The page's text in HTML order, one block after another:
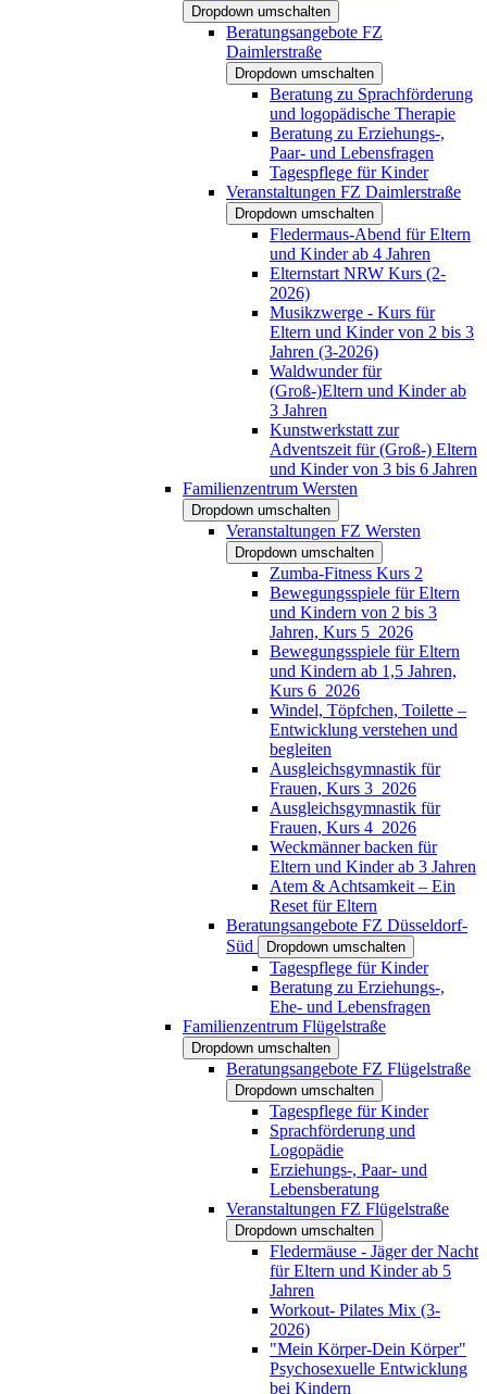
Dropdown umschalten
Beratungsangebote FZ
Daimlerstraße
Dropdown umschalten
Beratung zu Sprachförderung
und logopädische Therapie
Beratung zu Erziehungs-,
Paar- und Lebensfragen
Tagespflege für Kinder
Veranstaltungen FZ Daimlerstraße
Dropdown umschalten
Fledermaus-Abend für Eltern
und Kinder ab 4 Jahren
Elternstart NRW Kurs (2-
2026)
Musikzwerge - Kurs für
Eltern und Kinder von 2 bis 3
Jahren (3-2026)
Waldwunder für
(Groß-)Eltern und Kinder ab
3 Jahren
Kunstwerkstatt zur
Adventszeit für (Groß-) Eltern
und Kinder von 3 bis 6 Jahren
Familienzentrum Wersten
Dropdown umschalten
Veranstaltungen FZ Wersten
Dropdown umschalten
Zumba-Fitness Kurs 2
Bewegungsspiele für Eltern
und Kindern von 2 bis 3
Jahren, Kurs 5_2026
Bewegungsspiele für Eltern
und Kindern ab 1,5 Jahren,
Kurs 6_2026
Windel, Töpfchen, Toilette –
Entwicklung verstehen und
begleiten
Ausgleichsgymnastik für
Frauen, Kurs 3_2026
Ausgleichsgymnastik für
Frauen, Kurs 4_2026
Weckmänner backen für
Eltern und Kinder ab 3 Jahren
Atem & Achtsamkeit – Ein
Reset für Eltern
Beratungsangebote FZ Düsseldorf-
Süd
Dropdown umschalten
Tagespflege für Kinder
Beratung zu Erziehungs-,
Ehe- und Lebensfragen
Familienzentrum Flügelstraße
Dropdown umschalten
Beratungsangebote FZ Flügelstraße
Dropdown umschalten
Tagespflege für Kinder
Sprachförderung und
Logopädie
Erziehungs-, Paar- und
Lebensberatung
Veranstaltungen FZ Flügelstraße
Dropdown umschalten
Fledermäuse - Jäger der Nacht
für Eltern und Kinder ab 5
Jahren
Workout- Pilates Mix (3-
2026)
"Mein Körper-Dein Körper"
Psychosexuelle Entwicklung
bei Kindern